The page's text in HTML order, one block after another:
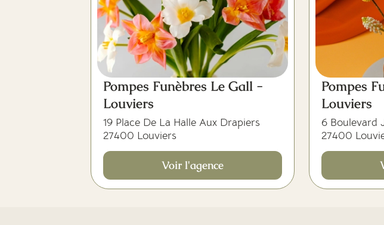
Pompes Funèbres Le Gall -
Louviers
19 Place De La Halle Aux Drapiers
27400 Louviers
Voir l'agence
Pompes
Louviers
6 Boulevard
27400